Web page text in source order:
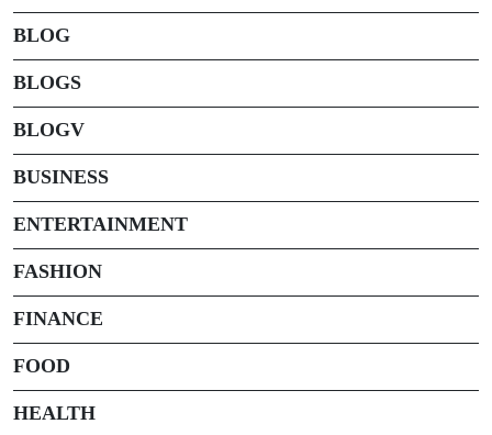
BLOG
BLOGS
BLOGV
BUSINESS
ENTERTAINMENT
FASHION
FINANCE
FOOD
HEALTH